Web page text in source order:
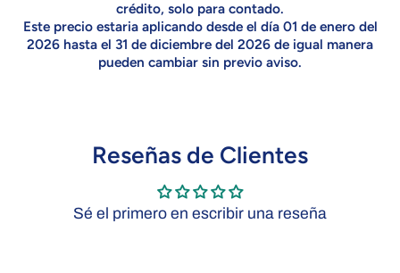
crédito, solo para contado.
Este precio estaria aplicando desde el día 01 de enero del
2026 hasta el 31 de diciembre del 2026 de igual manera
pueden cambiar sin previo aviso.
Reseñas de Clientes
Sé el primero en escribir una reseña